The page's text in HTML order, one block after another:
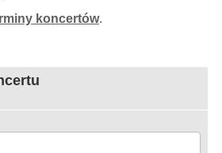
koncertów.